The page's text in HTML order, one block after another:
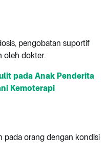
pengobatan suportif
oleh dokter.
pada Anak Penderita
Kemoterapi
pada orang dengan kondisi